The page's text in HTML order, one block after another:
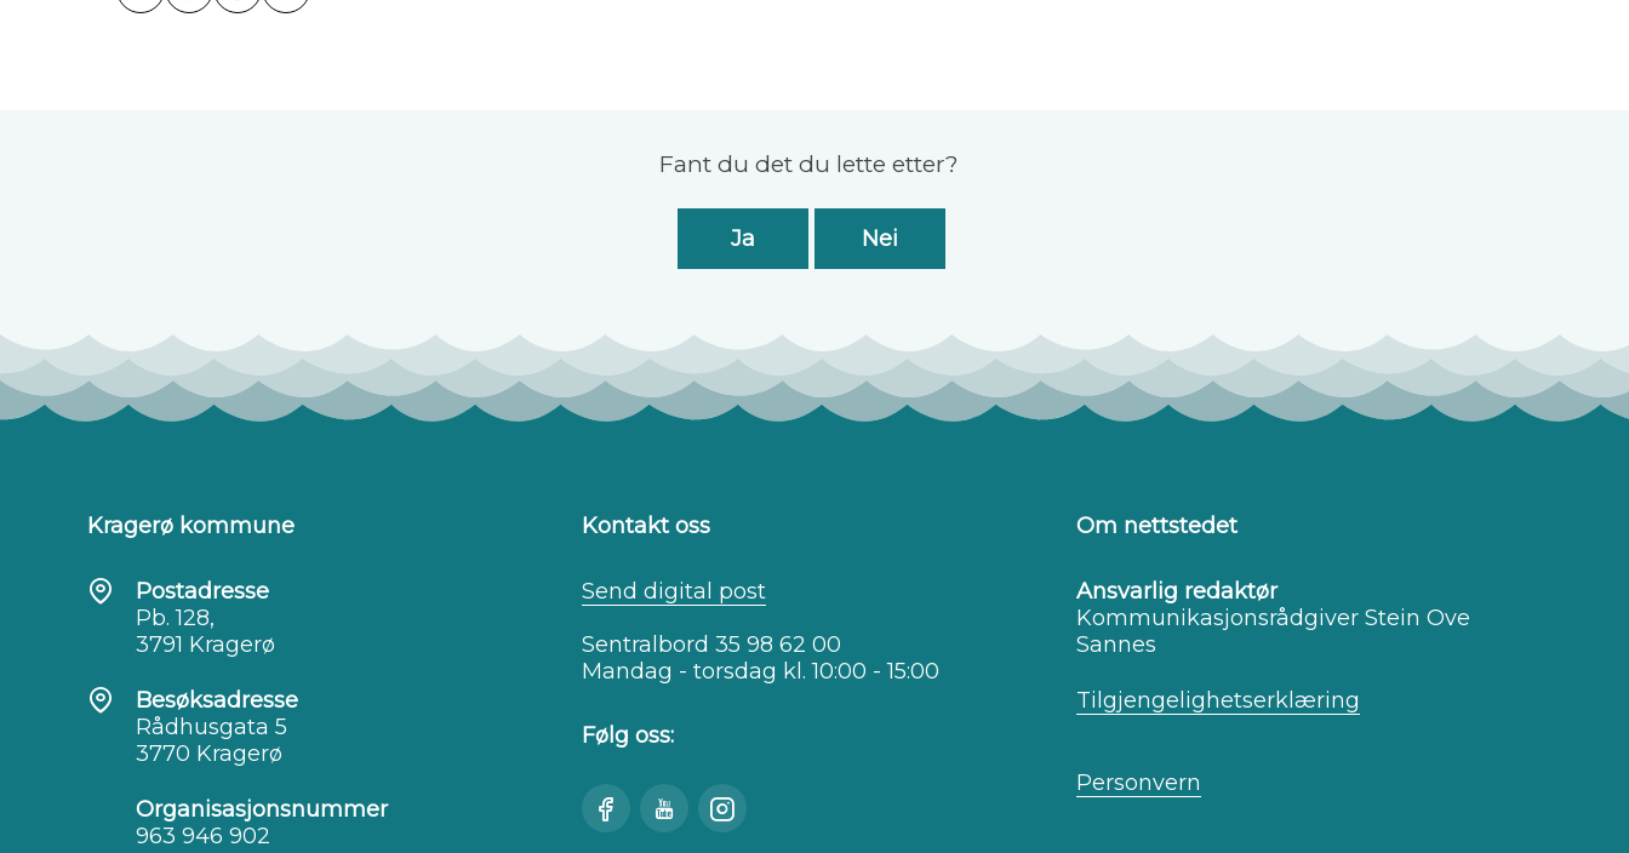
Fant du det du lette etter?
Ja Nei
Kragerø kommune
Postadresse
Pb. 128,
3791 Kragerø
Besøksadresse
Rådhusgata 5
3770 Kragerø
Organisasjonsnummer
963 946 902
Kontakt oss
Send digital post
Sentralbord 35 98 62 00
Mandag - torsdag kl. 10:00 - 15:00
Følg oss:
BesøkSe
Besøk
Om nettstedet
Ansvarlig redaktør
Kommunikasjonsrådgiver Stein Ove
Sannes
Tilgjengelighetserklæring
Personvern